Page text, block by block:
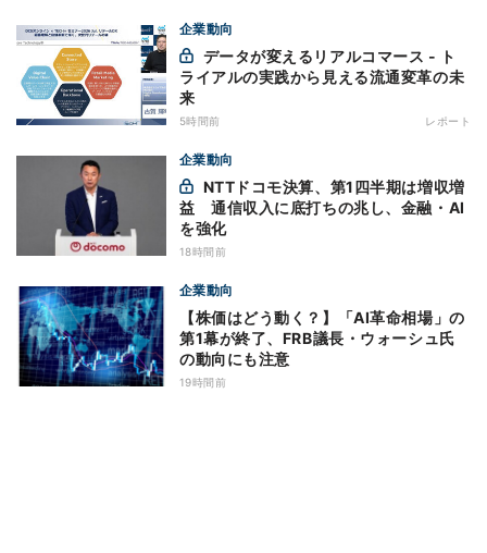
企業動向
ライアルの実践から見える流通変革の未
来
5時間前 レポート
企業動向
益 通信収入に底打ちの兆し、金融・AI
を強化
18時間前
企業動向
【株価はどう動く？】「AI革命相場」の
第1幕が終了、FRB議長・ウォーシュ氏
の動向にも注意
19時間前